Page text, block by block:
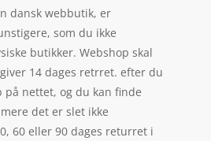
dansk webbutik, er
som du ikke
butikker. Webshop skal
14 dages retrret. efter du
på nettet, og du kan finde
det er slet ikke
60 eller 90 dages returret i